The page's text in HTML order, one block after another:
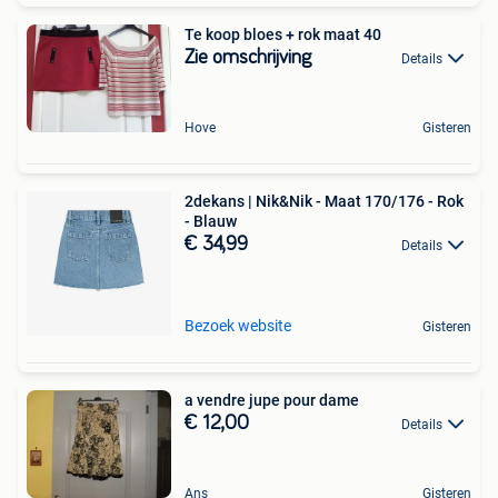
Te koop bloes + rok maat 40
Zie omschrijving Details
Hove Gisteren
2dekans | Nik&Nik - Maat 170/176 - Rok
- Blauw
€ 34,99 Details
Bezoek website Gisteren
a vendre jupe pour dame
€ 12,00 Details
Ans Gisteren